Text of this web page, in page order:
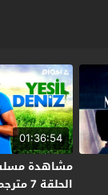
01:36:54
مشاهدة
الحلقة 7 مترجم